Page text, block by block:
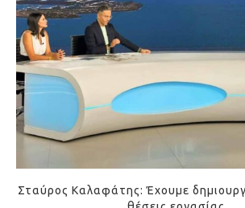
Σταύρος Καλαφάτης: Έχουμε